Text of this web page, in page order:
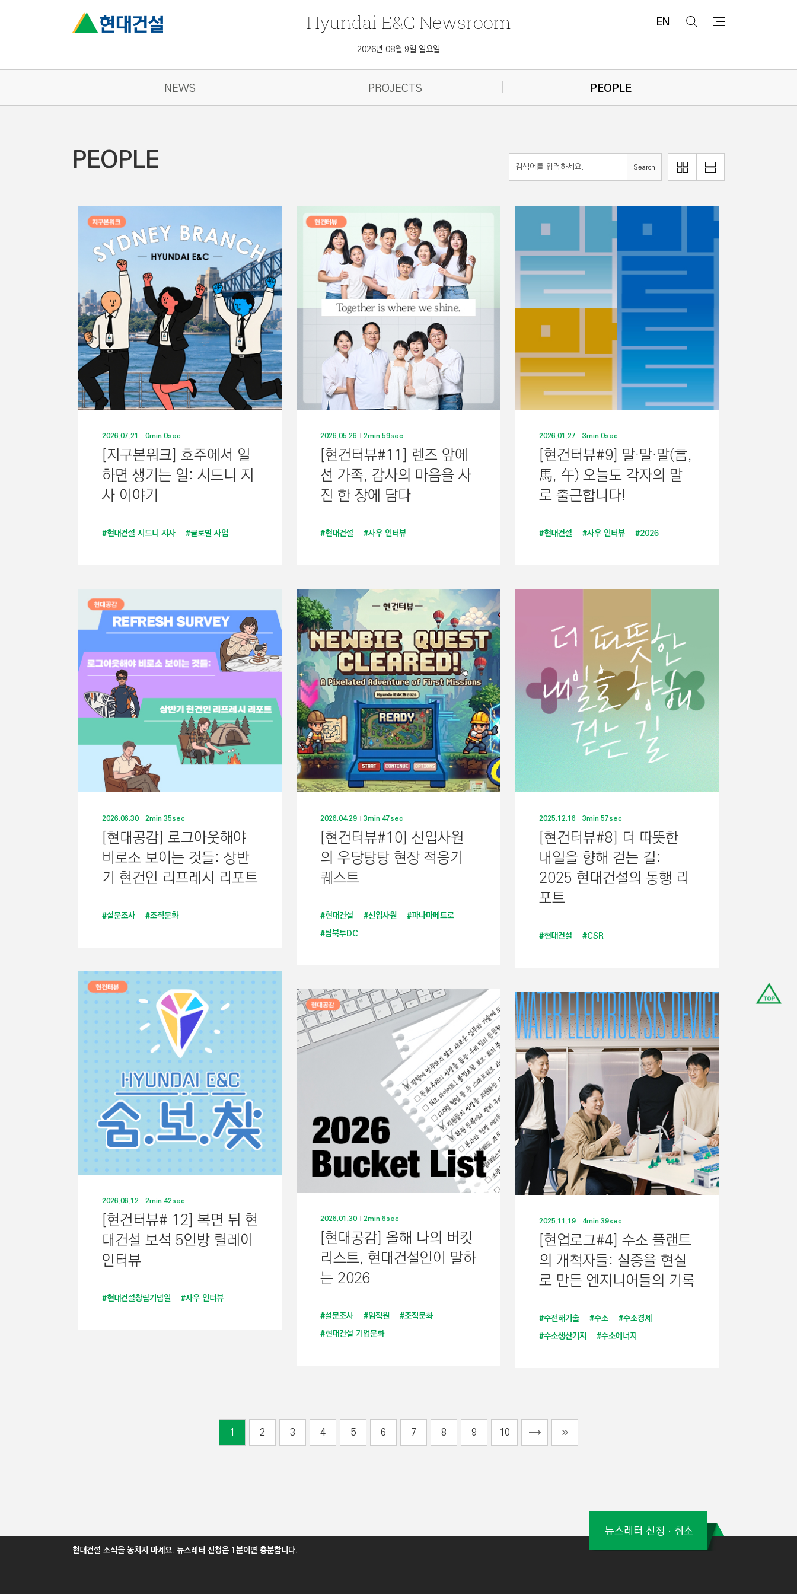
Hyundai E&C Newsroom EN
검
2026년 08월 9일 일요일
NEWS PROJECTS PEOPLE
PEOPLE Search
이
로
리
스
로
2026.07.21 0min 0sec
[지구본워크] 호주에서 일
하면 생기는 일: 시드니 지
사 이야기
#현대건설 시드니 지사 #글로벌 사업
2026.06.30 2min 35sec
[현대공감] 로그아웃해야
비로소 보이는 것들: 상반
기 현건인 리프레시 리포트
#설문조사 #조직문화
2026.06.12 2min 42sec
[현건터뷰# 12] 복면 뒤 현
대건설 보석 5인방 릴레이
인터뷰
#현대건설창립기념일 #사우 인터뷰
2026.05.26 2min 59sec
[현건터뷰#11] 렌즈 앞에
선 가족, 감사의 마음을 사
진 한 장에 담다
#현대건설 #사우 인터뷰
2026.04.29 3min 47sec
[현건터뷰#10] 신입사원
의 우당탕탕 현장 적응기
퀘스트
#현대건설 #신입사원
#파나마메트로
#팀북투DC
2026.01.30 2min 6sec
[현대공감] 올해 나의 버킷
리스트, 현대건설인이 말하
는 2026
#설문조사 #임직원
#조직문화
#현대건설 기업문화
2026.01.27 3min 0sec
[현건터뷰#9] 말·말·말(言,
馬, 午) 오늘도 각자의 말
로 출근합니다!
#현대건설 #사우 인터뷰 #2026
2025.12.16 3min 57sec
[현건터뷰#8] 더 따뜻한
내일을 향해 걷는 길:
2025 현대건설의 동행 리
포트
#현대건설 #CSR
2025.11.19 4min 39sec
[현업로그#4] 수소 플랜트
의 개척자들: 실증을 현실
로 만든 엔지니어들의 기록
#수전해기술 #수소
#수소경제
#수소생산기지
#수소에너지
1 2 3 4 5 6 7 8 9 10
맨
위
현대건설 소식을 놓치지 마세요. 뉴스레터 신청은 1분이면 충분합니다.
뉴스레터 신청ㆍ취소